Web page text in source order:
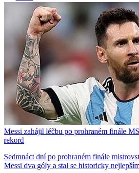
Messi zahájil léčbu po prohraném finále
rekord
Sedmnáct dní po prohraném finále
Messi dva góly a stal se historicky